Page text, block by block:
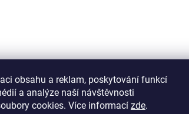
obsahu a reklam, poskytování funkcí
a analýze naší návštěvnosti
cookies. Více informací zde.
podmínky Odstoupení od kupní smlouvy